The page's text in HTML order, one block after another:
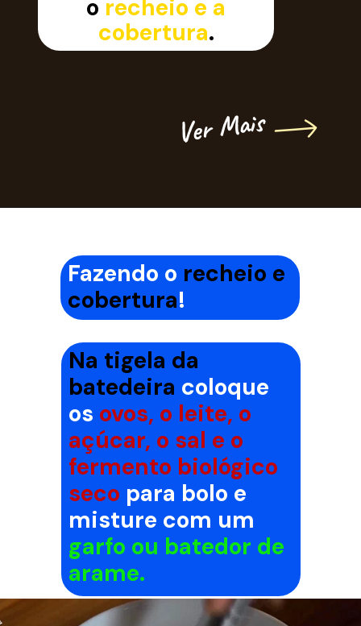
Ver Mais
o recheio e a
cobertura.
Na tigela da
batedeira coloque
os ovos, o leite, o
açúcar, o sal e o
fermento biológico
seco para bolo e
misture com um
garfo ou batedor de
arame.
Fazendo o recheio e
cobertura!